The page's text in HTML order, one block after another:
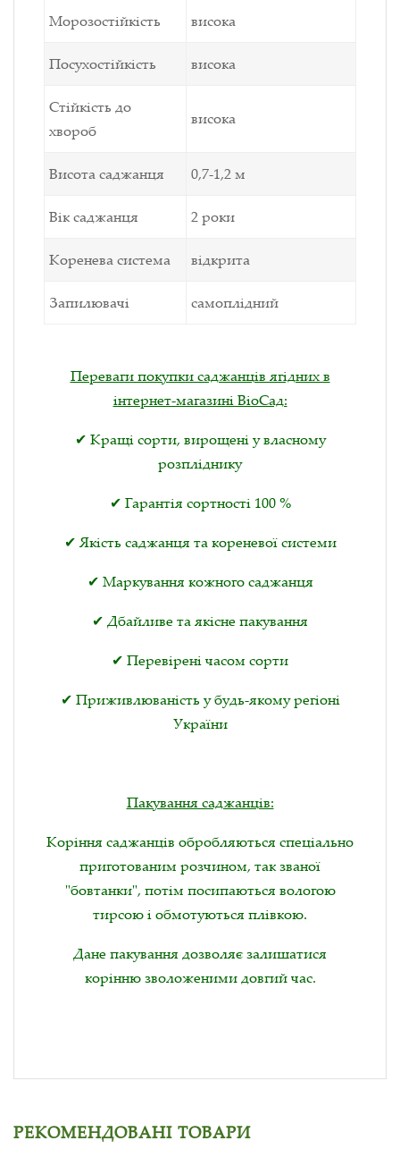
Морозостійкість висока
Посухостійкість висока
Стійкість до
хвороб
висока
Висота саджанця 0,7-1,2 м
Вік саджанця 2 роки
Коренева система відкрита
Запилювачі самоплідний
Переваги покупки саджанців ягідних в
інтернет-магазині ВіоСад:
✔ Кращі сорти, вирощені у власному
розпліднику
✔ Гарантія сортності 100 %
✔ Якість саджанця та кореневої системи
✔ Маркування кожного саджанця
✔ Дбайливе та якісне пакування
✔ Перевірені часом сорти
✔ Приживлюваність у будь-якому регіоні
України
Пакування саджанців:
Коріння саджанців обробляються спеціально
приготованим розчином, так званої
"бовтанки", потім посипаються вологою
тирсою і обмотуються плівкою.
Дане пакування дозволяє залишатися
корінню зволоженими довгий час.
РЕКОМЕНДОВАНІ ТОВАРИ